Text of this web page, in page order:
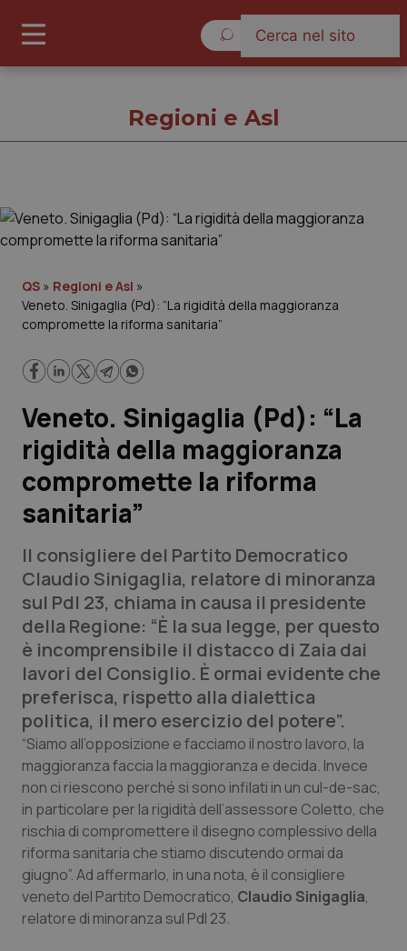
Governo e Parlamento
Regioni e Asl
Lavoro e Professioni
Scienza e Farmaci
Studi e Analisi
Lettere al direttore
Edizioni Regionali
QS Pro
Professionisti Sanitari.AI
Abruzzo
Basilicata
Calabria
Campania
Emilia-Romagna
QS Pro Gold
Artrite & artrosi
Asma & BPCO
Car-T
Colesterolo & coronaropatie
QS Club Newsletter
Regioni e Asl
QS » Regioni e Asl »
Veneto. Sinigaglia (Pd): “La rigidità della maggioranza
compromette la riforma sanitaria”
Veneto. Sinigaglia (Pd): “La
rigidità della maggioranza
compromette la riforma
sanitaria”
Il consigliere del Partito Democratico
Claudio Sinigaglia, relatore di minoranza
sul Pdl 23, chiama in causa il presidente
della Regione: “È la sua legge, per questo
è incomprensibile il distacco di Zaia dai
lavori del Consiglio. È ormai evidente che
preferisca, rispetto alla dialettica
politica, il mero esercizio del potere”.
“Siamo all’opposizione e facciamo il nostro lavoro, la
maggioranza faccia la maggioranza e decida. Invece
non ci riescono perché si sono infilati in un cul-de-sac,
in particolare per la rigidità dell’assessore Coletto, che
rischia di compromettere il disegno complessivo della
riforma sanitaria che stiamo discutendo ormai da
giugno”. Ad affermarlo, in una nota, è il consigliere
veneto del Partito Democratico, Claudio Sinigaglia,
relatore di minoranza sul Pdl 23.